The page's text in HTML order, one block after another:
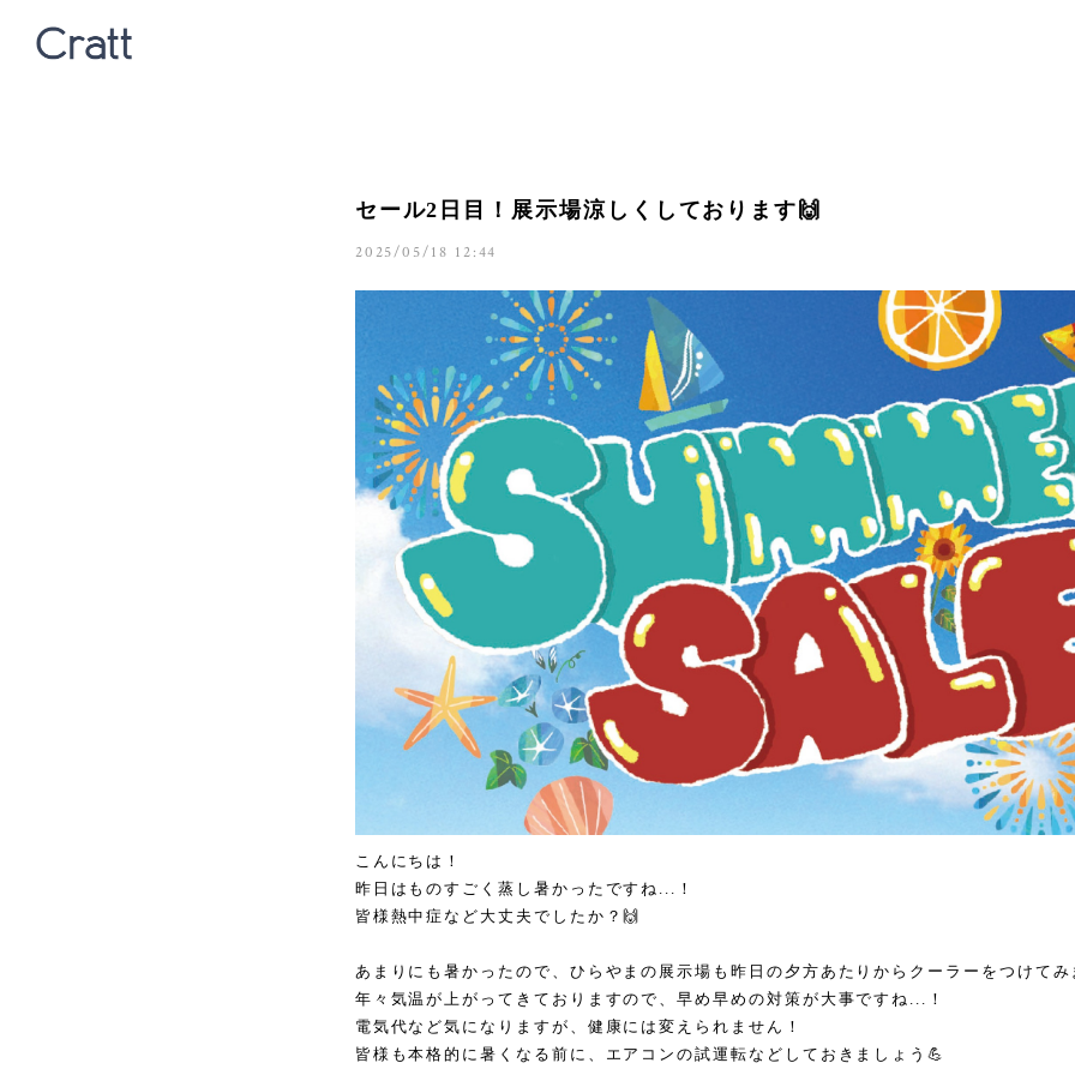
セール2日目！展示場涼しくしております🙌
2025/05/18 12:44
こんにちは！
昨日はものすごく蒸し暑かったですね...！
皆様熱中症など大丈夫でしたか？🙌
あまりにも暑かったので、ひらやまの展示場も昨日の夕方あたりからクーラーをつけて
年々気温が上がってきておりますので、早め早めの対策が大事ですね...！
電気代など気になりますが、健康には変えられません！
皆様も本格的に暑くなる前に、エアコンの試運転などしておきましょう💪